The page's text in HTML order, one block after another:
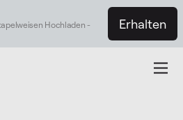
Hochladen -
Erhalten